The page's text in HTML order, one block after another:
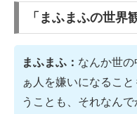
「まふまふの世界
まふまふ： なんか世
ぁ人を嫌いになるこ
うことも、それなん